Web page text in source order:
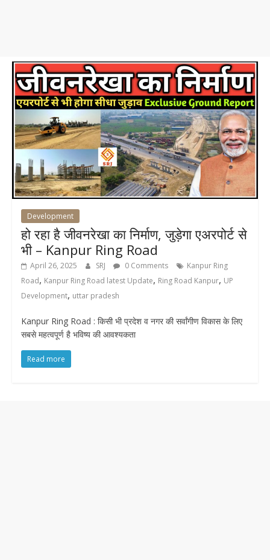
Development
हो रहा है जीवनरेखा का निर्माण, जुड़ेगा एअरपोर्ट से
भी – Kanpur Ring Road
April 26, 2025 SRJ 0 Comments
Kanpur Ring
Road, Kanpur Ring Road latest Update, Ring Road Kanpur, UP
Development, uttar pradesh
Kanpur Ring Road : किसी भी प्रदेश व नगर की सर्वांगीण विकास के लिए
सबसे महत्वपूर्ण है भविष्य की आवश्यकता
Read more